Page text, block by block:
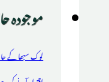
موجودہ
لوک سبھا کے